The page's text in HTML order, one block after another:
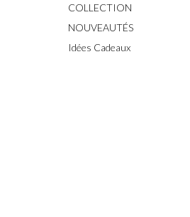
COLLECTION
NOUVEAUTÉS
Idées Cadeaux